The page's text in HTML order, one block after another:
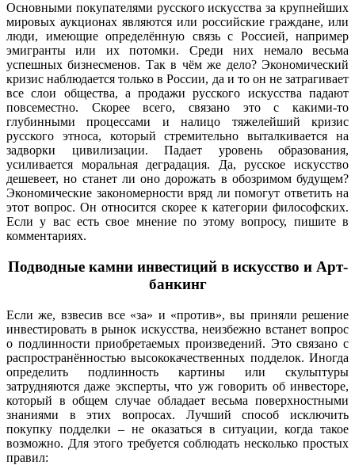
Основными покупателями русского искусства за крупнейших
мировых аукционах являются или российские граждане, или
люди, имеющие определённую связь с Россией, например
эмигранты или их потомки. Среди них немало весьма
успешных бизнесменов. Так в чём же дело? Экономический
кризис наблюдается только в России, да и то он не затрагивает
все слои общества, а продажи русского искусства падают
повсеместно. Скорее всего, связано это с какими-то
глубинными процессами и налицо тяжелейший кризис
русского этноса, который стремительно выталкивается на
задворки цивилизации. Падает уровень образования,
усиливается моральная деградация. Да, русское искусство
дешевеет, но станет ли оно дорожать в обозримом будущем?
Экономические закономерности вряд ли помогут ответить на
этот вопрос. Он относится скорее к категории философских.
Если у вас есть свое мнение по этому вопросу, пишите в
комментариях.
Подводные камни инвестиций в искусство и Арт-
банкинг
Если же, взвесив все «за» и «против», вы приняли решение
инвестировать в рынок искусства, неизбежно встанет вопрос
о подлинности приобретаемых произведений. Это связано с
распространённостью высококачественных подделок. Иногда
определить подлинность картины или скульптуры
затрудняются даже эксперты, что уж говорить об инвесторе,
который в общем случае обладает весьма поверхностными
знаниями в этих вопросах. Лучший способ исключить
покупку подделки – не оказаться в ситуации, когда такое
возможно. Для этого требуется соблюдать несколько простых
правил: